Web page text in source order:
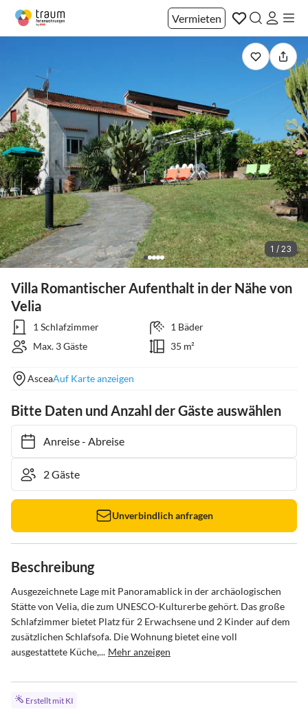
Vermieten
1 / 23
Villa Romantischer Aufenthalt in der Nähe von
Velia
1 Schlafzimmer
1 Bäder
Max. 3 Gäste
35 m²
AsceaAuf Karte anzeigen
Bitte Daten und Anzahl der Gäste auswählen
Anreise- Abreise
Unverbindlich anfragen
Beschreibung
Ausgezeichnete Lage mit Panoramablick in der archäologischen
Stätte von Velia, die zum UNESCO-Kulturerbe gehört. Das große
Schlafzimmer bietet Platz für 2 Erwachsene und 2 Kinder auf dem
zusätzlichen Schlafsofa. Die Wohnung bietet eine voll
ausgestattete Küche,... Mehr anzeigen
Erstellt mit KI